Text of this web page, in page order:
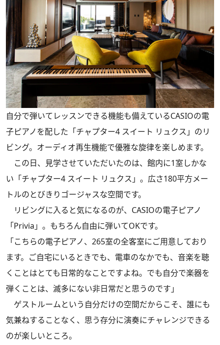
自分で弾いてレッスンできる機能も備えているCASIOの電
子ピアノを配した「チャプター4 スイート リュクス」のリ
ビング。オーディオ再生機能で優雅な旋律を楽しめます。
この日、見学させていただいたのは、館内に1室しかな
い「チャプター4 スイート リュクス」。広さ180平方メー
トルのとびきりゴージャスな空間です。
リビングに入ると気になるのが、CASIOの電子ピアノ
「Privia」。もちろん自由に弾いてOKです。
「こちらの電子ピアノ、265室の全客室にご用意しており
ます。ご自宅にいるときでも、電車のなかでも、音楽を聴
くことはとても日常的なことですよね。でも自分で楽器を
弾くことは、滅多にない非日常だと思うのです」
ゲストルームという自分だけの空間だからこそ、誰にも
気兼ねすることなく、思う存分に演奏にチャレンジできる
のが楽しいところ。